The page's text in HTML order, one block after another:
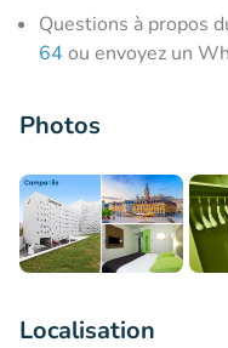
Questions à propos
64 ou envoyez un
Photos
Localisation